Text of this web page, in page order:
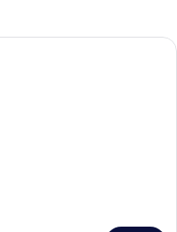
미니바 품목, 객실 내 금고, 책상,